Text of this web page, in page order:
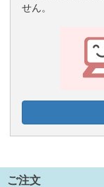
せん。
ご注文